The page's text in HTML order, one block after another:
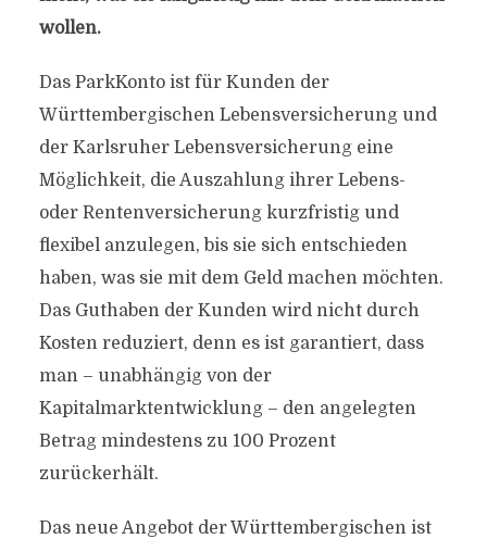
wollen.
Das ParkKonto ist für Kunden der
Württembergischen Lebensversicherung und
der Karlsruher Lebensversicherung eine
Möglichkeit, die Auszahlung ihrer Lebens-
oder Rentenversicherung kurzfristig und
flexibel anzulegen, bis sie sich entschieden
haben, was sie mit dem Geld machen möchten.
Das Guthaben der Kunden wird nicht durch
Kosten reduziert, denn es ist garantiert, dass
man – unabhängig von der
Kapitalmarktentwicklung – den angelegten
Betrag mindestens zu 100 Prozent
zurückerhält.
Das neue Angebot der Württembergischen ist